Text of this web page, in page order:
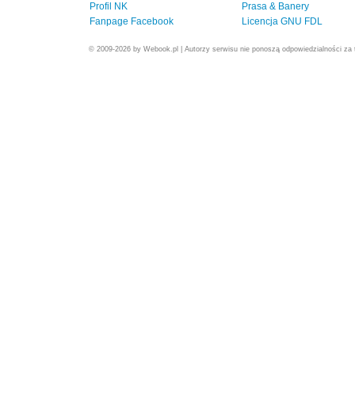
Profil NK
Fanpage Facebook
Prasa & Banery
Licencja GNU FDL
© 2009-2026 by Webook.pl | Autorzy serwisu nie ponoszą odpowiedzialności